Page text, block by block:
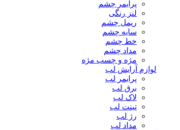
پرایمر چشم
لنز رنگی
ریمل چشم
سایه چشم
خط چشم
مداد چشم
مژه و چسب مژه
لوازم آرایش لب
پرایمر لب
برق لب
لاک لب
تینت لب
رژ لب
مداد لب